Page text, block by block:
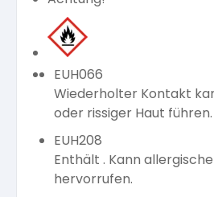
EUH066
Wiederholter Kontakt
oder rissiger Haut führen.
EUH208
Enthält . Kann
hervorrufen.